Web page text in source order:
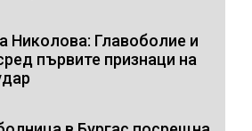
Николова: Главоболие и
първите признаци на